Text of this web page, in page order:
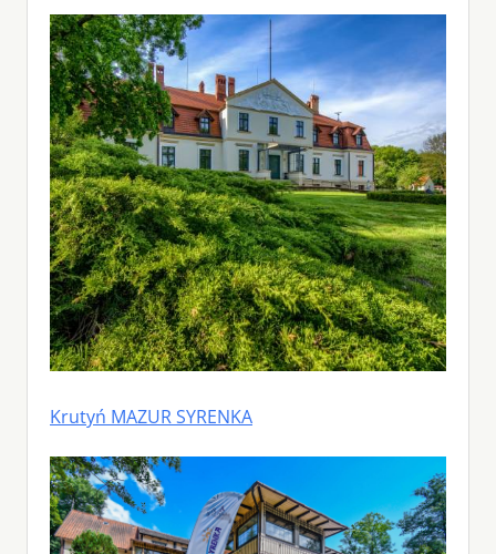
Krutyń MAZUR SYRENKA